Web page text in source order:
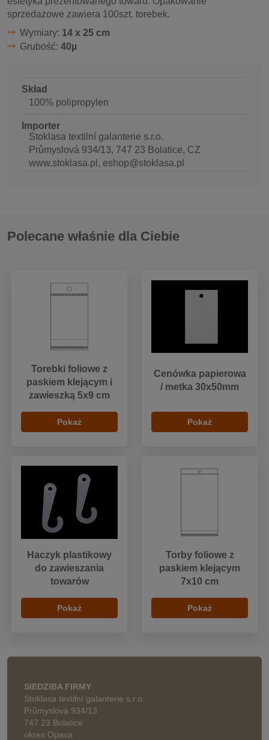
sprzedażowe zawiera 100szt. torebek.
Wymiary: 14 x 25 cm
Grubość: 40µ
Skład
100% polipropylen
Importer
Stoklasa textilní galanterie s.r.o.
Průmyslová 934/13, 747 23 Bolatice, CZ
www.stoklasa.pl, eshop@stoklasa.pl
Polecane właśnie dla Ciebie
Torebki foliowe z
paskiem klejącym i
zawieszką 5x9 cm
Pokaż
Cenówka papierowa
/ metka 30x50mm
Pokaż
Haczyk plastikowy
do zawieszania
towarów
Pokaż
Torby foliowe z
paskiem klejącym
7x10 cm
Pokaż
SIEDZIBA FIRMY
Stoklasa textilní galanterie s.r.o.
Průmyslová 934/13
747 23 Bolatice
okres Opava